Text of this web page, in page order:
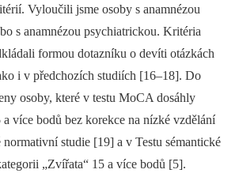
Vyloučili jsme osoby s anamnézou
s anamnézou psychiatrickou. Kritéria
formou dotazníku o devíti otázkách
i v předchozích studiích [16–18]. Do
osoby, které v testu MoCA dosáhly
více bodů bez korekce na nízké vzdělání
normativní studie [19] a v Testu sémantické
„Zvířata“ 15 a více bodů [5].